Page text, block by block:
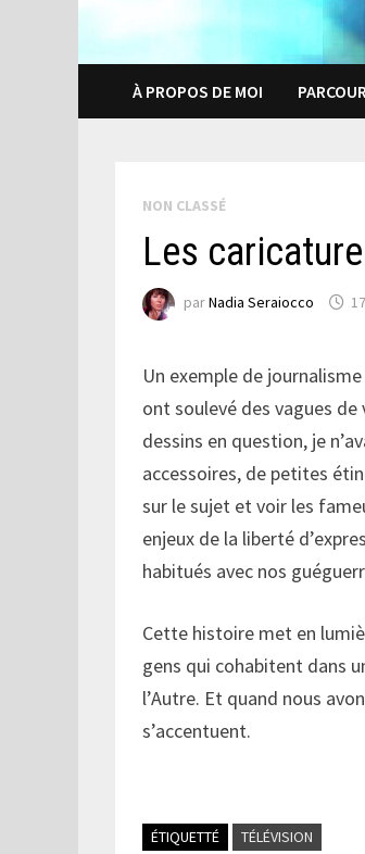
À PROPOS DE MOI
NON CLASSÉ
Les
parNadia Seraiocco
Un exemple de
ont soulevé des vagues
dessins en question, je
accessoires, de petites
sur le sujet et voir les
enjeux de la liberté
habitués avec nos
Cette histoire met en
gens qui cohabitent dans
l’Autre. Et quand nous
s’accentuent.
ÉTIQUETTÉ TÉLÉVISION